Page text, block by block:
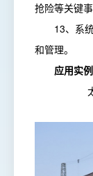
抢险等关键
13、系统
和管理。
应用实例
太